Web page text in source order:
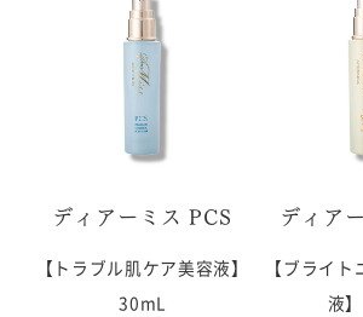
ディアーミス PCS
【トラブル肌ケア美容液】
30mL
ディア
【ブライ
液】